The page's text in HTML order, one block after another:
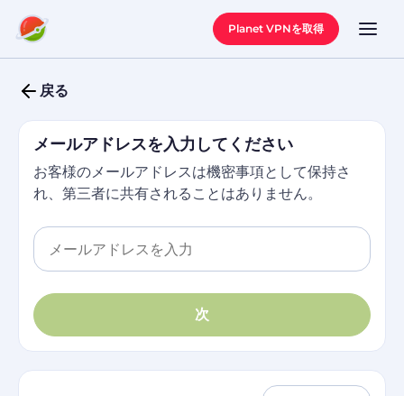
Planet VPNを取得
戻る
メールアドレスを入力してください
お客様のメールアドレスは機密事項として保持さ
れ、第三者に共有されることはありません。
次